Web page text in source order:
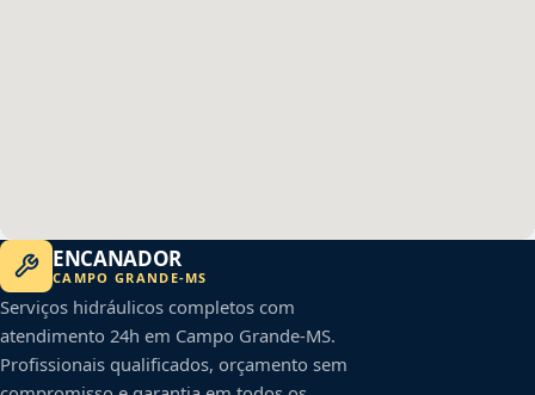
ENCANADOR
CAMPO GRANDE-MS
Serviços hidráulicos completos com
atendimento 24h em Campo Grande-MS.
Profissionais qualificados, orçamento sem